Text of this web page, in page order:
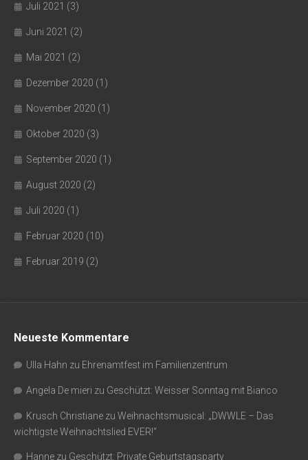
Juli 2021 (3)
Juni 2021 (2)
Mai 2021 (2)
Dezember 2020 (1)
November 2020 (1)
Oktober 2020 (3)
September 2020 (1)
August 2020 (2)
Juli 2020 (1)
Februar 2020 (10)
Februar 2019 (2)
Neueste Kommentare
Ulla Hahn zu Ehrenamtfest im Familienzentrum
Angela De mieri zu Geschützt: Weisser Sonntag mit Bianco
Krusch Christiane zu Weihnachtsmusical: „DWWLE – Das
wichtigste Weihnachtslied EVER!“
Hanne zu Geschützt: Private Geburtstagsparty